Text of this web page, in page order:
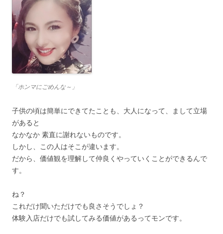
「ホンマにごめんな～」
子供の頃は簡単にできてたことも、大人になって、まして立場
があると
なかなか 素直に謝れないものです。
しかし、この人はそこが違います。
だから、価値観を理解して仲良くやっていくことができるんで
す。
ね？
これだけ聞いただけでも良さそうでしょ？
体験入店だけでも試してみる価値があるってモンです。